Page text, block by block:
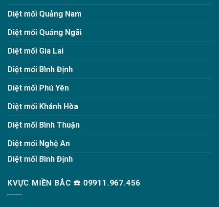
Diệt mối Quảng Nam
Diệt mối Quảng Ngãi
Diệt mối Gia Lai
Diệt mối Bình Định
Diệt mối Phú Yên
Diệt mối Khánh Hòa
Diệt mối Bình Thuận
Diệt mối Nghệ An
Diệt mối Bình Định
KVỰC MIỀN BẮC ☎️ 09911.967.456